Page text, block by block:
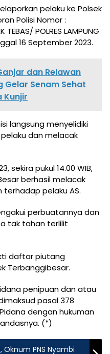
pelaku ke Polsek
Polisi Nomor :
POLRES LAMPUNG
16 September 2023.
dan Relawan
Gelar Senam Sehat
Kunjir
langsung menyelidiki
dan melacak
sekira pukul 14.00 WIB,
berhasil melacak
pelaku AS.
perbuatannya dan
tak tahan terlilit
daftar piutang
Terbanggibesar.
penipuan dan atau
pasal 378
dengan hukuman
(*)
PNS Nyambi